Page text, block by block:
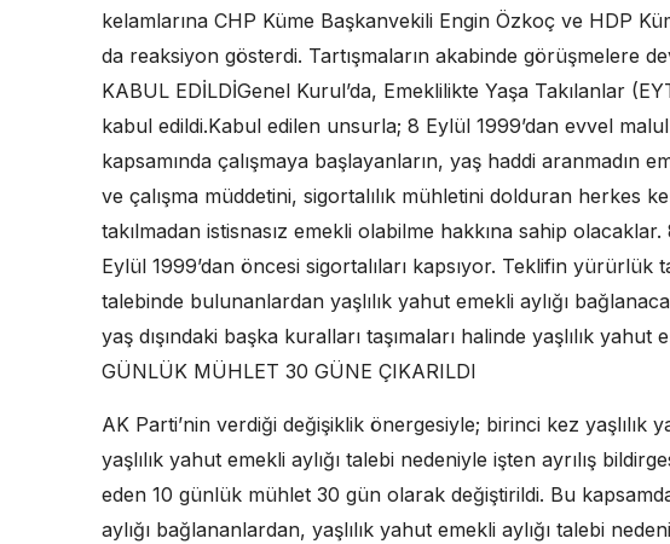
kelamlarına CHP Küme Başkanvekili Engin Özkoç ve HDP
da reaksiyon gösterdi. Tartışmaların akabinde görüşmelere
KABUL EDİLDİGenel Kurul’da, Emeklilikte Yaşa Takılanlar
kabul edildi.Kabul edilen unsurla; 8 Eylül 1999’dan evvel
kapsamında çalışmaya başlayanların, yaş haddi aranmadın
ve çalışma müddetini, sigortalılık mühletini dolduran herkes
takılmadan istisnasız emekli olabilme hakkına sahip
Eylül 1999’dan öncesi sigortalıları kapsıyor. Teklifin yürürlük
talebinde bulunanlardan yaşlılık yahut emekli aylığı
yaş dışındaki başka kuralları taşımaları halinde yaşlılık yahut
GÜNLÜK MÜHLET 30 GÜNE ÇIKARILDI
AK Parti’nin verdiği değişiklik önergesiyle; birinci kez yaşlılık
yaşlılık yahut emekli aylığı talebi nedeniyle işten ayrılış
eden 10 günlük mühlet 30 gün olarak değiştirildi. Bu
aylığı bağlananlardan, yaşlılık yahut emekli aylığı talebi